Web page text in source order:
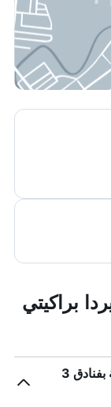
براكيتي
هل الأسعار في ذا فيردا براكيتي قابلة للمقارنة بفنادق 3